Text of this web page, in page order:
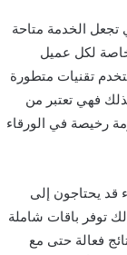
الخدمة متاحة
لكل عميل
تقنيات متطورة
فهي تعتبر من
رخيصة في الورقاء
قد يحتاجون إلى
توفر باقات شاملة
فعالة حتى مع